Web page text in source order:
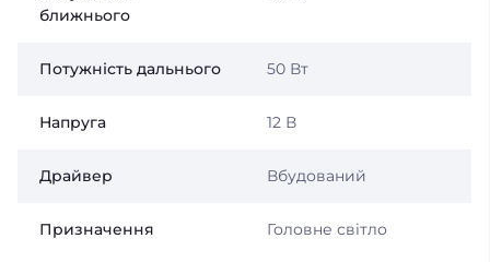
ближнього
Потужність дальнього 50 Вт
Напруга 12 В
Драйвер Вбудований
Призначення Головне світло